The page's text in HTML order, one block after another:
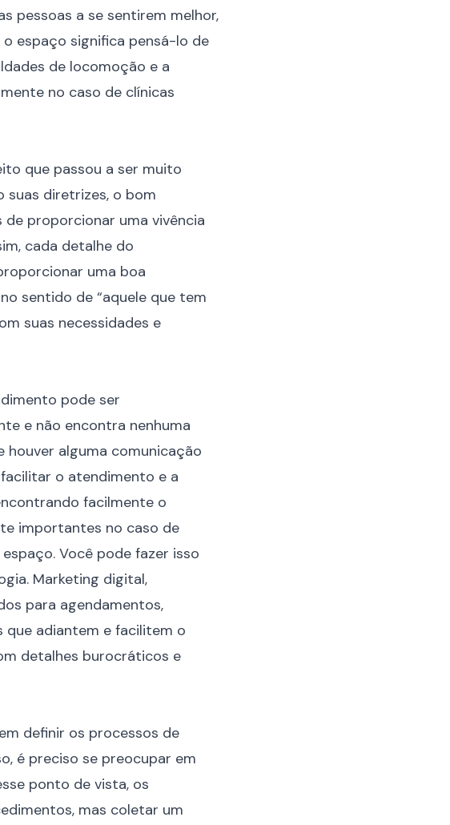
pessoas a se sentirem melhor,
espaço significa pensá-lo de
de locomoção e a
no caso de clínicas
que passou a ser muito
suas diretrizes, o bom
proporcionar uma vivência
cada detalhe do
uma boa
sentido de “aquele que tem
suas necessidades e
pode ser
e não encontra nenhuma
houver alguma comunicação
o atendimento e a
facilmente o
importantes no caso de
Você pode fazer isso
Marketing digital,
para agendamentos,
adiantem e facilitem o
detalhes burocráticos e
definir os processos de
é preciso se preocupar em
ponto de vista, os
mas coletar um